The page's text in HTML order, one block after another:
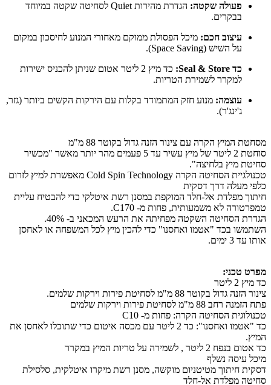
פעולה שקטה:
הגדרת מהירות Quiet לסחיטה שקטה במיוחד
בבקרים.
עיצוב חכם: מיכל הפסולת ממוקם מאחורי המנוע לחיסכון במקום
על השיש (Space Saving).
כד Seal & Store:
כד מיץ 2 ליטר אטום שניתן להכניס ישירות
למקרר לשמירת הטריות.
עוצמה: מנוע חזק המתמודד בקלות עם הירקות הקשים ביותר (גזר,
ג'ינג'ר).
מסחטת המיץ הקרה עם צינור הזנה גדול בקוטר 88 מ"מ
סוחטת 2 ליטר של מיץ עשיר עד 5 פעמים מהר יותר מאשר "מכשיר
סחיטת מיץ בלחיצה".
טכנולגיית הסחיטה הקרה Cold Spin Technology מאפשרת למיץ לזרום
כלפי מעלה דרך דסקית
חיתוך מפלדת אל-חלד המוקפת במסנן רשת איטלקי כדי להבטיח עליית
טמפרטורה לא משמעותית, פחות מ- C170.
הגדרת הסחיטה השקטה מפחיתה את הרעש המכאני ב- 40%.
השתמשו בכד "אטמו ואחסנו" כדי להכין מיץ לכל המשפחה או לאחסן
אותו עד 3 ימים.
מפרט טכני:
כד מיץ 2 ליטר
צינור הזנה גדול בקוטר 88 מ"מ לסחיטת פירות וירקות שלמים.
פתח הזמנה רחב 88 מ"מ לסחיטת פירות וירקות שלמים
טכנולוגית הסחיטה הקרה: פחות מ- C10
כד "אטמו ואחסנו": כד 2 ליטר עם מכסה איטום כדי שתוכלו לאחסן את
המיץ.
כד אטום בנפח 2 ליטר , לשמירה על טריות המיץ במקרר
מיכל עיסה נשלף
דסקית חיתוך מטיטניום מוקשה, מסנן רשת מיקרו איטלקית, סלסילת
סחיטה מפלדת אל-חלד